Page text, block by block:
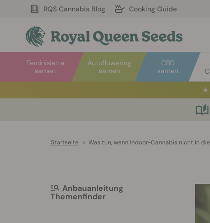
RQS Cannabis Blog Cooking Guide
Autoflowering
samen
Feminisierte
samen
CBD
samen
☀️
Startseite > Was tun, wenn Indoor-Cannabis nicht in
Anbauanleitung
Themenfinder